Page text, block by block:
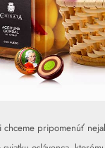
chceme pripomenúť